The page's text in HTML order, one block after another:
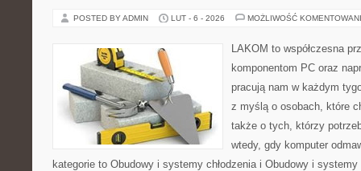
POSTED BY ADMIN LUT - 6 - 2026 MOŻLIWOŚĆ
LAKOM to współczesna
komponentom PC oraz
pracują nam w każdym
z myślą o osobach, które
także o tych, którzy
wtedy, gdy komputer
kategorie to Obudowy i systemy chłodzenia i Obudowy i